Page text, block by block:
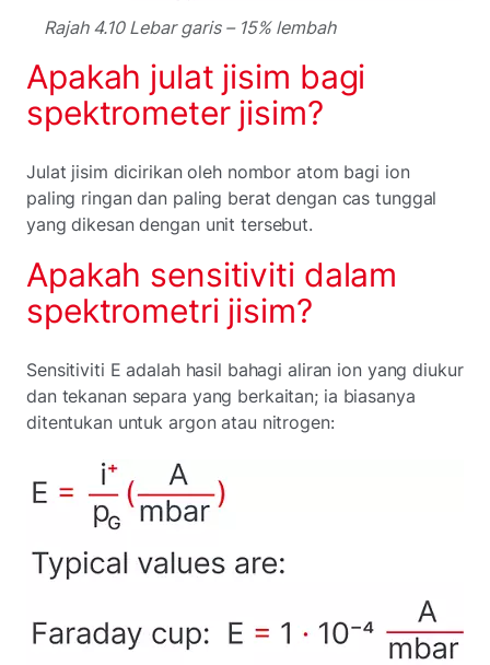
Rajah 4.10 Lebar garis – 15% lembah
Apakah julat jisim bagi
spektrometer jisim?
Julat jisim dicirikan oleh nombor atom bagi ion
paling ringan dan paling berat dengan cas tunggal
yang dikesan dengan unit tersebut.
Apakah sensitiviti dalam
spektrometri jisim?
Sensitiviti E adalah hasil bahagi aliran ion yang diukur
dan tekanan separa yang berkaitan; ia biasanya
ditentukan untuk argon atau nitrogen: